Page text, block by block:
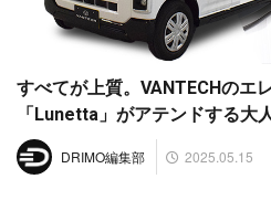
すべてが上質。VANTECHのエ
「Lunetta」がアテンドする大
DRIMO編集部 2025.05.15